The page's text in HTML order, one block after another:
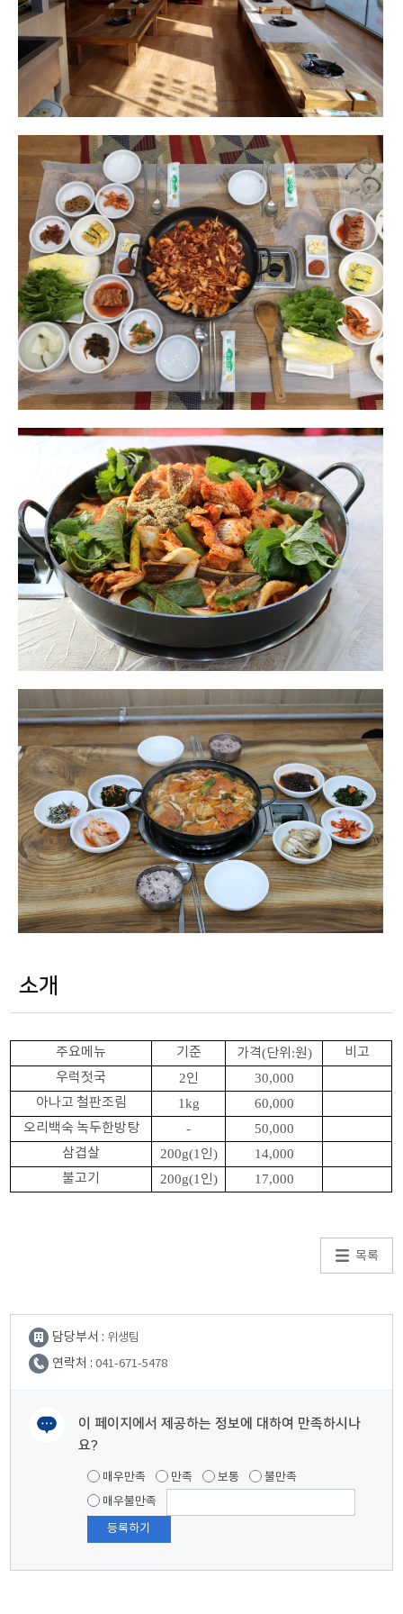
소개
주요메뉴 기준 가격(단위 :원)
비고
우럭젓국
2인 30,000
아나고 철판조림 1kg 60,000
오리백숙 녹두한방탕 - 50,000
삼겹살 200g(1 인) 14,000
불고기 200g(1 인) 17,000
목록
담당부서 : 위생팀
연락처 : 041-671-5478
이 페이지에서 제공하는 정보에 대하여 만족하시나
요?
매우만족 만족 보통
불만족
매우불만족